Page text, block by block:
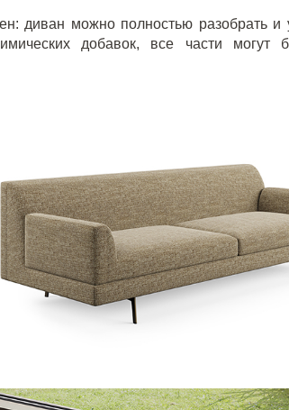
диван можно полностью разобрать и
добавок, все части могут